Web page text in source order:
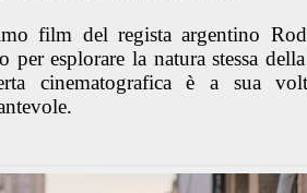
film del regista argentino
per esplorare la natura stessa
cinematografica è a sua